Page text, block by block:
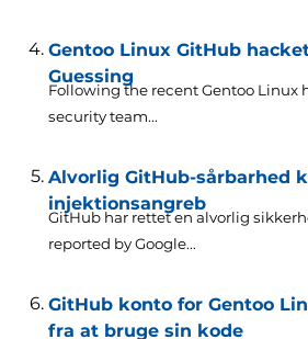
Gentoo Linux GitHub
Guessing
Following the recent Gentoo Linux
security team...
Alvorlig GitHub-sårbarhed
injektionsangreb
GitHub har rettet en alvorlig
reported by Google...
GitHub konto for Gentoo
fra at bruge sin kode